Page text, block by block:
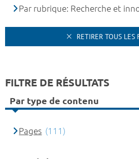
Par rubrique: Recherche et
RETIRER TOUS LES
FILTRE DE RÉSULTATS
Par type de contenu
Pages (111)